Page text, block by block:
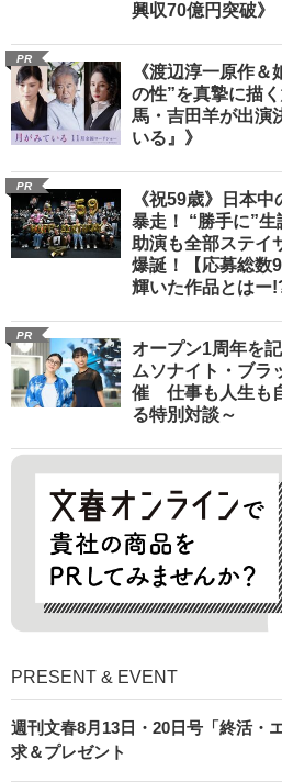
興収70億円突破》
PR
《渡辺淳一原作
の性”を真摯に描
馬・吉田羊が出演
いる』》
PR
《祝59歳》日本
暴走！ “勝手に”
助演も全部ステイ
爆誕！【応募総数
輝いた作品とはー
PR
オープン1周年を
ムソナイト・ブラ
催 仕事も人生も
る特別対談～
PRESENT & EVENT
週刊文春8月13日・20日号「終活・
求＆プレゼント